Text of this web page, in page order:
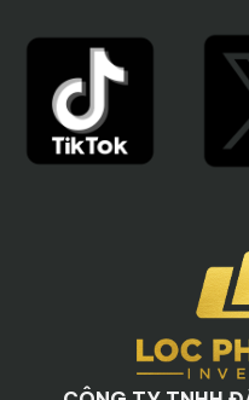
đang tiếp tục mở rộng
như Ấn Độ, Việt Nam,
⭐ Tổng sản phẩm
phát triển tại Việt Nam?
năm hoạt
ăn hộ chất
căn hộ
lớn trên cả
Phòng, Hạ Long, Hội
Ranh, Nha Trang và